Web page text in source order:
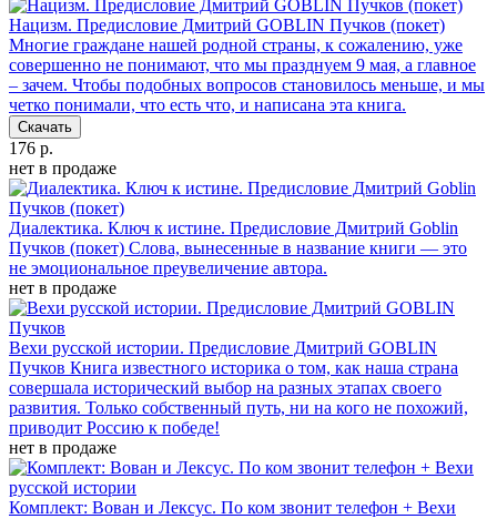
Нацизм. Предисловие Дмитрий GOBLIN Пучков (покет)
Многие граждане нашей родной страны, к сожалению, уже
совершенно не понимают, что мы празднуем 9 мая, а главное
– зачем. Чтобы подобных вопросов становилось меньше, и мы
четко понимали, что есть что, и написана эта книга.
Скачать
176 р.
нет в продаже
Диалектика. Ключ к истине. Предисловие Дмитрий Goblin
Пучков (покет) Слова, вынесенные в название книги — это
не эмоциональное преувеличение автора.
нет в продаже
Вехи русской истории. Предисловие Дмитрий GOBLIN
Пучков Книга известного историка о том, как наша страна
совершала исторический выбор на разных этапах своего
развития. Только собственный путь, ни на кого не похожий,
приводит Россию к победе!
нет в продаже
Комплект: Вован и Лексус. По ком звонит телефон + Вехи